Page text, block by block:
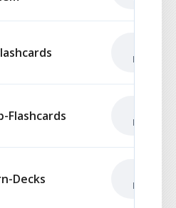
Flashcards
Decks